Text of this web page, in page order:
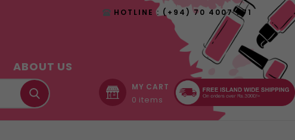
HOTLINE : (+94) 70 4007 771
ABOUT US
MY CART
0 items